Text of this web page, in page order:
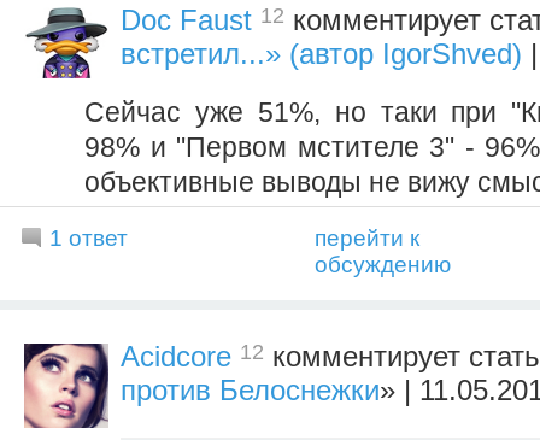
Doc Faust 12 комментирует
встретил...» (автор IgorShved)
Сейчас уже 51%, но таки при
98% и "Первом мстителе 3" - 96%
объективные выводы не вижу
1 ответ
перейти к
обсуждению
Acidcore 12 комментирует
против Белоснежки» |